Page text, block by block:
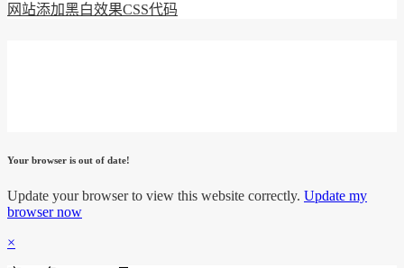
网站添加黑白效果CSS代码
Your browser is out of date!
Update your browser to view this website correctly. Update my
browser now
×